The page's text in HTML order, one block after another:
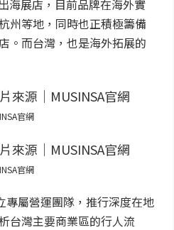
海展店，目前品牌在海外實
州等地，同時也正積極籌備
。而台灣，也是海外拓展的
官網
官網
專屬營運團隊，推行深度在地
台灣主要商業區的行人流